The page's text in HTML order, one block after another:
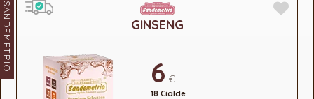
SANDEMETRIO GINSENG
6 €
18 Cialde